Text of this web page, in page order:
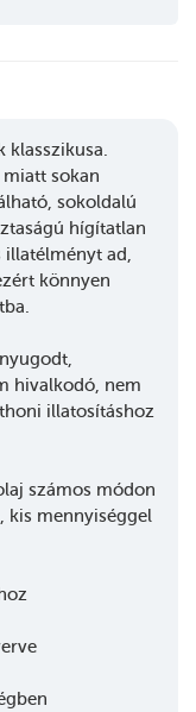
klasszikusa.
sokan
sokoldalú
hígítatlan
illatélményt ad,
könnyen
hivalkodó, nem
illatosításhoz
számos módon
kis mennyiséggel